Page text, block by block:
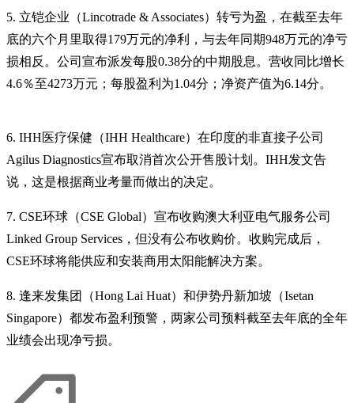
5. 立铠企业（Lincotrade & Associates）转亏为盈，在截至去年
底的六个月里取得179万元的净利，与去年同期948万元的净亏
损相反。公司宣布派发每股0.38分的中期股息。营收同比增长
4.6％至4273万元；每股盈利为1.04分；净资产值为6.14分。
6. IHH医疗保健（IHH Healthcare）在印度的非直接子公司
Agilus Diagnostics宣布取消首次公开售股计划。IHH发文告
说，这是根据商业考量而做出的决定。
7. CSE环球（CSE Global）宣布收购澳大利亚电气服务公司
Linked Group Services，但没有公布收购价。收购完成后，
CSE环球将能供应和安装商用太阳能解决方案。
8. 逢来发集团（Hong Lai Huat）和伊势丹新加坡（Isetan
Singapore）都发布盈利预警，两家公司预料截至去年底的全年
业绩会出现净亏损。